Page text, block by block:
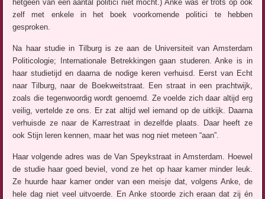
hetgeen van een aantal politici niet mocht.) Anke was er trots op ook
zelf met enkele in het boek voorkomende politici te hebben
gesproken.
Na haar studie in Tilburg is ze aan de Universiteit van Amsterdam
Politicologie; Internationale Betrekkingen gaan studeren. Anke is in
haar studietijd en daarna de nodige keren verhuisd. Eerst van Echt
naar Tilburg, naar de Boekweitstraat. Een straat in een prachtwijk,
zoals die tegenwoordig wordt genoemd. Ze voelde zich daar altijd erg
veilig, vertelde ze ons. Er zat altijd wel iemand op de uitkijk. Daarna
verhuisde ze naar de Karrestraat in dezelfde plaats. Daar heeft ze
ook Stijn leren kennen, maar het was nog niet meteen “aan”.
Haar volgende adres was de Van Speykstraat in Amsterdam. Hoewel
de studie haar goed beviel, vond ze het op haar kamer minder leuk.
Ze huurde haar kamer onder van een meisje dat, volgens Anke, de
hele dag niet veel uitvoerde. En Anke stoorde zich eraan dat zij én